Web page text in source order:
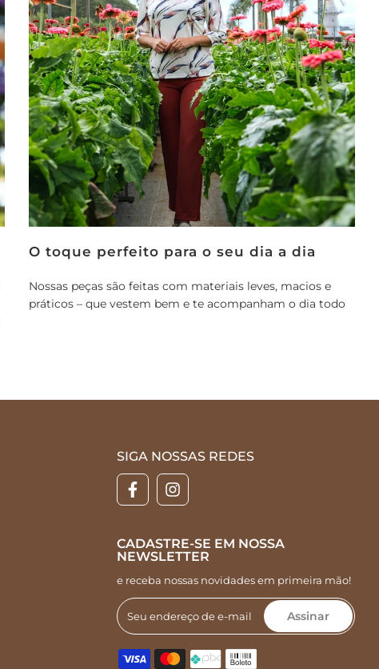
O toque perfeito para o seu dia a dia
Nossas peças são feitas com materiais leves, macios e
práticos – que vestem bem e te acompanham o dia todo
SIGA NOSSAS REDES
CADASTRE-SE EM NOSSA
NEWSLETTER
e receba nossas novidades em primeira mão!
Assinar